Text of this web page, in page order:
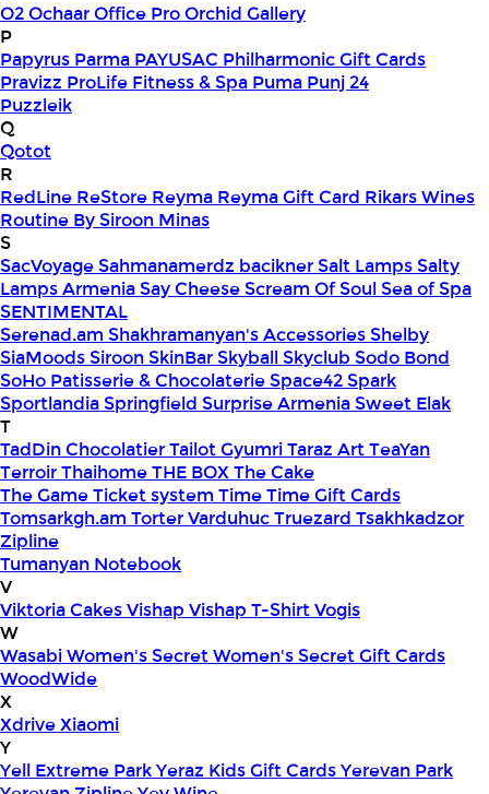
O2OchaarOffice ProOrchid Gallery
P
Papyrus Parma PAYUSAC Philharmonic Gift Cards
Pravizz ProLife Fitness & Spa Puma Punj 24
Puzzleik
Q
Qotot
R
RedLine ReStore Reyma Reyma Gift Card Rikars Wines
Routine By Siroon Minas
S
SacVoyageSahmanamerdz baciknerSalt LampsSalty
Lamps ArmeniaSay CheeseScream Of SoulSea of Spa
SENTIMENTAL
Serenad.am Shakhramanyan's AccessoriesShelby
SiaMoodsSiroon SkinBarSkyballSkyclub Sodo Bond
SoHo Patisserie & ChocolaterieSpace42Spark
SportlandiaSpringfield Surprise ArmeniaSweet Elak
T
TadDin ChocolatierTailot GyumriTaraz ArtTeaYan
TerroirThaihomeTHE BOXThe Cake
The GameTicket system TimeTime Gift Cards
Tomsarkgh.am Torter VarduhucTruezard Tsakhkadzor
Zipline
Tumanyan Notebook
V
Viktoria CakesVishap Vishap T-ShirtVogis
W
WasabiWomen's SecretWomen's Secret Gift Cards
WoodWide
X
XdriveXiaomi
Y
Yell Extreme ParkYeraz Kids Gift CardsYerevan Park